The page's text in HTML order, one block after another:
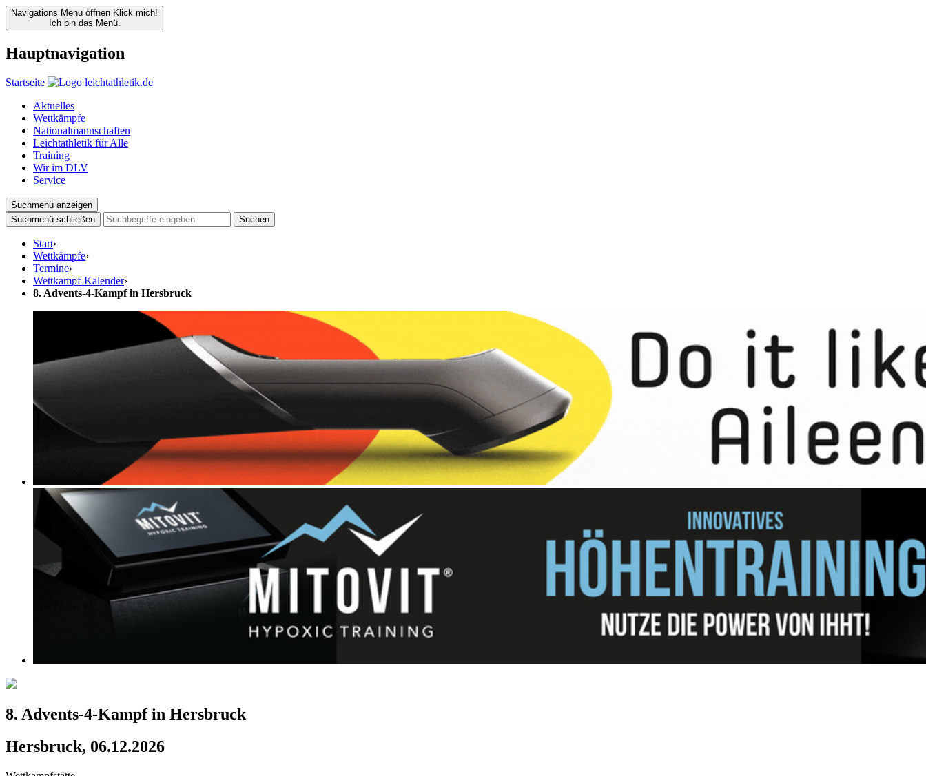
Navigations Menu öffnen Klick mich!
Ich bin das Menü.
Hauptnavigation
Startseite
Aktuelles
Wettkämpfe
Nationalmannschaften
Leichtathletik für Alle
Training
Wir im DLV
Service
Suchmenü anzeigen
Suchmenü schließen
Suchen
Start›
Wettkämpfe›
Termine›
Wettkampf-Kalender›
8. Advents-4-Kampf in Hersbruck
8. Advents-4-Kampf in Hersbruck
Hersbruck, 06.12.2026